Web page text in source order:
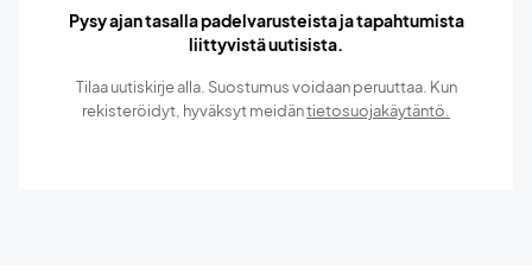
Pysy ajan tasalla padelvarusteista ja tapahtumista
liittyvistä uutisista.
Tilaa uutiskirje alla. Suostumus voidaan peruuttaa. Kun
rekisteröidyt, hyväksyt meidäntietosuojakäytäntö.